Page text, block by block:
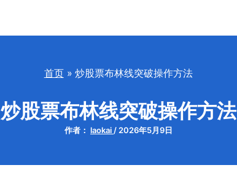
首页 炒股票布林线突破操作方法
炒股票布林线突破操作方法
作者： laokai / 2026年5月9日